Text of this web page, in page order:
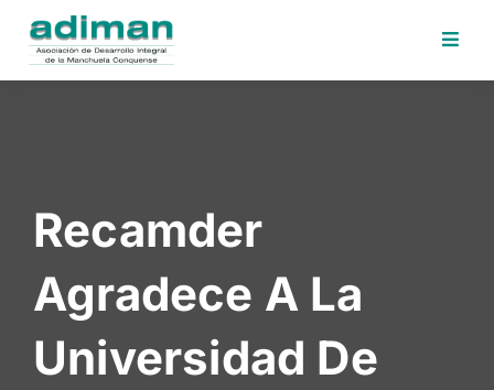
Desafios
Electrónica
Contratante
Recamder
Agradece A La
Universidad De